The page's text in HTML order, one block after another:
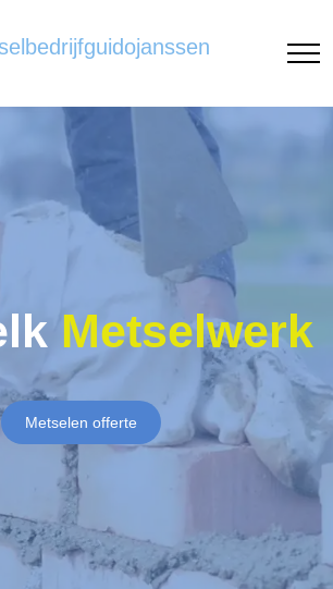
Metselwerk
Metselen offerte